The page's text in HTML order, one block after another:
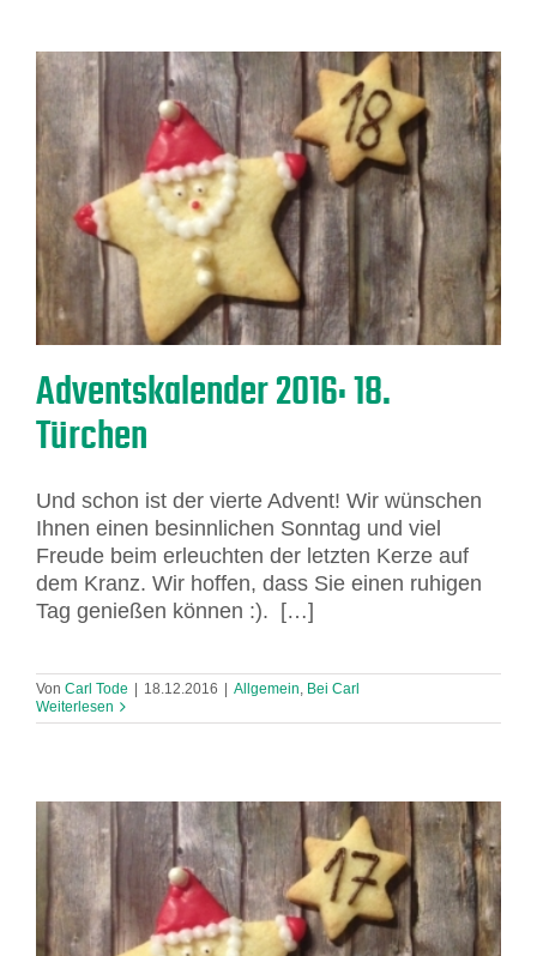
Adventskalender 2016: 18.
Türchen
Und schon ist der vierte Advent! Wir wünschen
Ihnen einen besinnlichen Sonntag und viel
Freude beim erleuchten der letzten Kerze auf
dem Kranz. Wir hoffen, dass Sie einen ruhigen
Tag genießen können :). […]
Von Carl Tode 18.12.2016 Allgemein, Bei Carl
Weiterlesen